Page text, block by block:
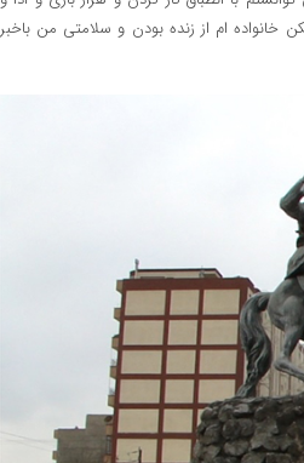
ام از زنده بودن و سلامتی من باخبر